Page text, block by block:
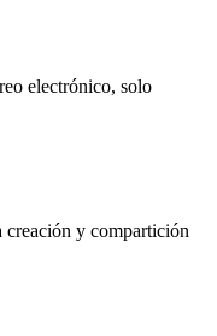
electrónico, solo
creación y compartición